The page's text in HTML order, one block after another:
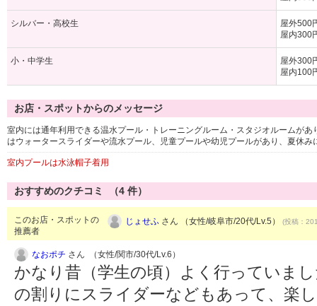
シルバー・高校生
屋外500
屋内300
小・中学生
屋外300
屋内100
お店・スポットからのメッセージ
室内には通年利用できる温水プール・トレーニングルーム・スタジオルームが
はウォータースライダーや流水プール、児童プールや幼児プールがあり、夏休
室内プールは水泳帽子着用
おすすめのクチコミ （4 件）
このお店・スポットの
推薦者
じょせふ さん （女性/岐阜市/20代/Lv.5） (投稿：
なおポチ さん （女性/関市/30代/Lv.6）
かなり昔（学生の頃）よく行っていま
の割りにスライダーなどもあって、楽